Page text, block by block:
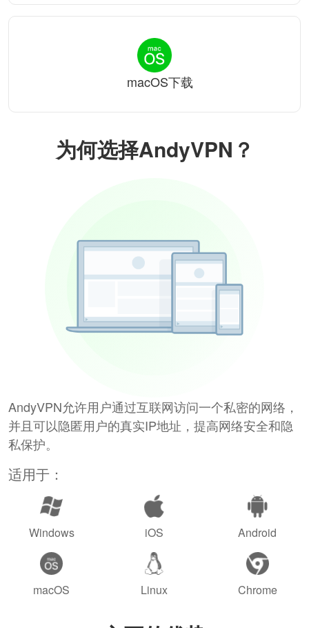
为何选择AndyVPN？
AndyVPN允许用户通过互联网访问一个私密的网络，
并且可以隐匿用户的真实IP地址，提高网络安全和隐
私保护。
适用于：
Windows iOS Android
macOS Linux Chrome
macOS下载